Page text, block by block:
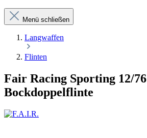
Menü schließen
Langwaffen
Flinten
Fair Racing Sporting 12/76
Bockdoppelflinte